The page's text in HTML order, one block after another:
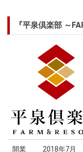
『平泉倶楽部 ～
開業 2018年7月